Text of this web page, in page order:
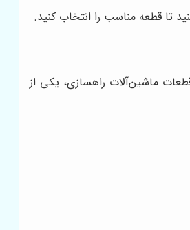
تا قطعه مناسب را انتخاب کنید.
ماشین‌آلات راهسازی، یکی از